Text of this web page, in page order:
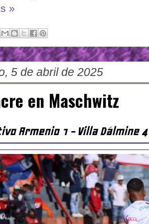
»
5 de abril de 2025
en Maschwitz
Armenio 1 - Villa Dálmine 4